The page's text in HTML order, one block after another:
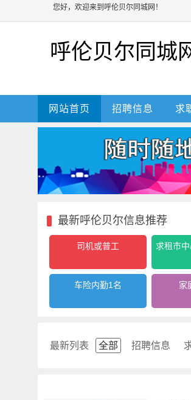
您好，欢迎来到呼伦贝尔同城网！
呼伦贝尔同城
网站首页 招聘信息 求
最新呼伦贝尔信息推荐
司机或普工 求租市中
车险内勤1名 家
最新列表 全部 招聘信息